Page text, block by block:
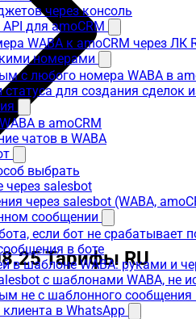
через консоль
для amoCRM
WABA к amoCRM через ЛК
номерами
с любого номера WABA в
для создания сделок
в amoCRM
чатов в WABA
выбрать
через salesbot
через salesbot (WABA,
сообщении
если бот не срабатывает
в боте
в шаблоне WABA: руками и
с шаблонами WABA, не
не с шаблонного сообщения
в WhatsApp
Тарифы RU